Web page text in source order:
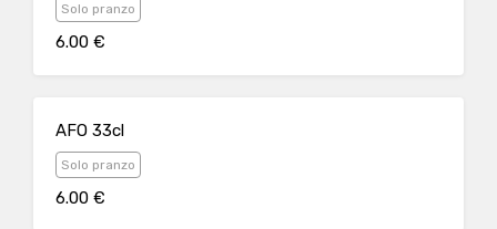
Solo pranzo
6.00 €
AFO 33cl
Solo pranzo
6.00 €